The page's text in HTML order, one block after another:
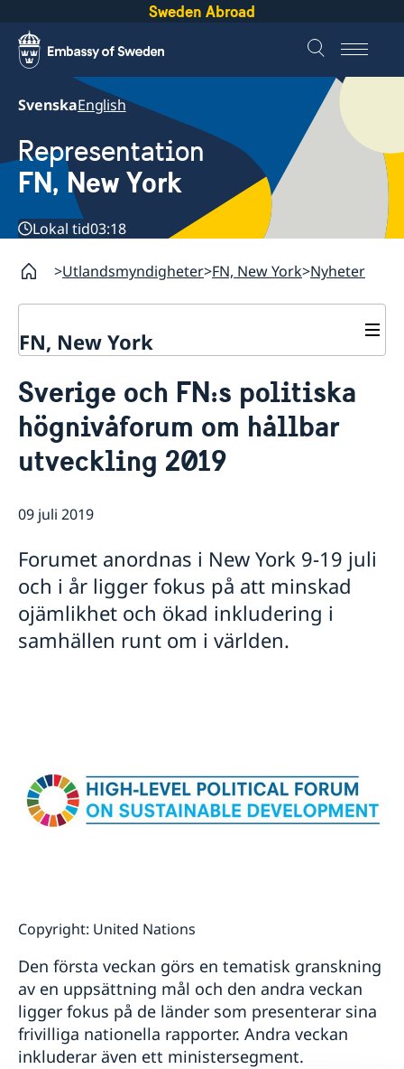
Sweden Abroad
SvenskaEnglish
Representation
FN, New York
Lokal tid03:18
Utlandsmyndigheter FN, New York Nyheter
FN, New York
Våra medarbetare
Lediga tjänster
Handläggare för protokollära och
värdlandsrelaterade frågor
Kontakt
Praktiktjänstgöring
Sverige i FN
FN i korthet
Social Media
Svenskar i FN
Möt svenskar i FN
Sofia Calltorp
Michaela Friberg-Storey
Niklas Skogsjö
Toloe Masori
Fredrick Lee-Ohlsson
Sverige och FN:s politiska
högnivåforum om hållbar
utveckling 2019
09 juli 2019
Forumet anordnas i New York 9-19 juli
och i år ligger fokus på att minskad
ojämlikhet och ökad inkludering i
samhällen runt om i världen.
Copyright: United Nations
Den första veckan görs en tematisk granskning
av en uppsättning mål och den andra veckan
ligger fokus på de länder som presenterar sina
frivilliga nationella rapporter. Andra veckan
inkluderar även ett ministersegment.